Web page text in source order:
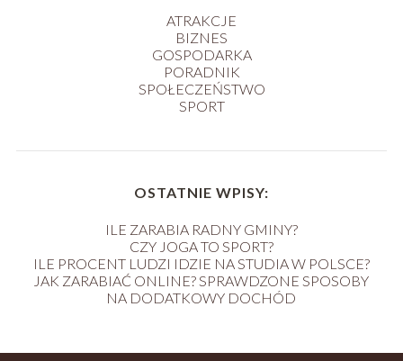
ATRAKCJE
BIZNES
GOSPODARKA
PORADNIK
SPOŁECZEŃSTWO
SPORT
OSTATNIE WPISY:
ILE ZARABIA RADNY GMINY?
CZY JOGA TO SPORT?
ILE PROCENT LUDZI IDZIE NA STUDIA W POLSCE?
JAK ZARABIAĆ ONLINE? SPRAWDZONE SPOSOBY
NA DODATKOWY DOCHÓD